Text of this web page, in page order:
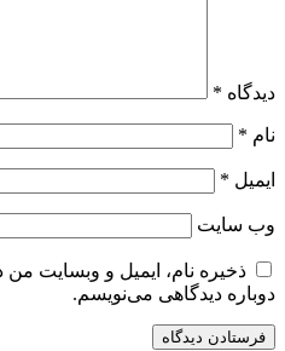
دیدگاه *
نام *
ایمیل *
وب‌ سایت
ذخیره نام، ایمیل و وبسایت
دوباره دیدگاهی می‌نویسم.